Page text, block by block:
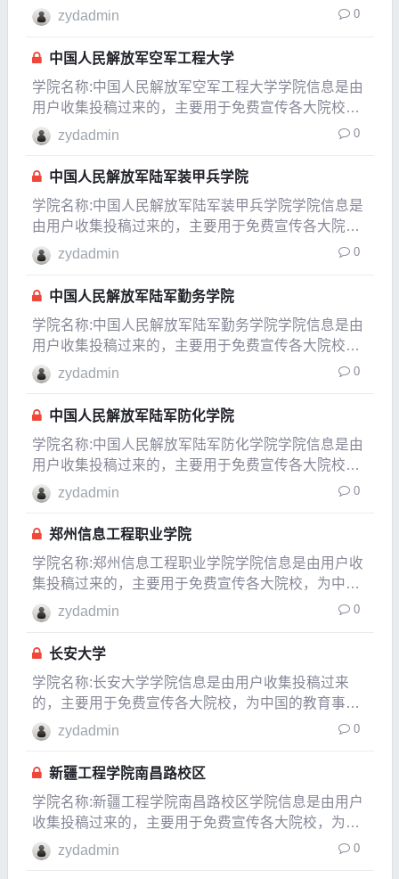
传各大院校，为中国的教育事业贡献
zydadmin 0
中国人民解放军空军工程大学
学院名称:中国人民解放军空军工程大学学院信息是由
用户收集投稿过来的，主要用于免费宣传各大院校，
为中国的教育事业贡献一份自已的力量，如果发现信
息有变化或有信息不对的地方，请以各大院校的官方
网站介绍为准。所在城市陕西西安市建校时间1999年
zydadmin 0
中国人民解放军陆军装甲兵学院
学院名称:中国人民解放军陆军装甲兵学院学院信息是
由用户收集投稿过来的，主要用于免费宣传各大院
校，为中国的教育事业贡献一份自已的力量，如果发
现信息有变化或有信息不对的地方，请以各大院校的
官方网站介绍为准。所在城市北京北京市建校时间
1953年隶
zydadmin 0
中国人民解放军陆军勤务学院
学院名称:中国人民解放军陆军勤务学院学院信息是由
用户收集投稿过来的，主要用于免费宣传各大院校，
为中国的教育事业贡献一份自已的力量，如果发现信
息有变化或有信息不对的地方，请以各大院校的官方
网站介绍
zydadmin 0
中国人民解放军陆军防化学院
学院名称:中国人民解放军陆军防化学院学院信息是由
用户收集投稿过来的，主要用于免费宣传各大院校，
为中国的教育事业贡献一份自已的力量，如果发现信
息有变化或有信息不对的地方，请以各大院校的官方
网站介绍为准。所在城市北京北京市建校时间1950年
zydadmin 0
郑州信息工程职业学院
学院名称:郑州信息工程职业学院学院信息是由用户收
集投稿过来的，主要用于免费宣传各大院校，为中国
的教育事业贡献一份自已的力量，如果发现信息有变
化或有信息不对的地方，请以各大院校的官方网站介
绍为准。所在城市河南郑州市建校时间1989年隶属于
河南
zydadmin 0
长安大学
学院名称:长安大学学院信息是由用户收集投稿过来
的，主要用于免费宣传各大院校，为中国的教育事业
贡献一份自已的力量，如果发现信息有变化或有信息
不对的地方，请以各大院校的官方网站介绍为准。所
在城市陕西西安市建校时间1951年隶属于教育部是否
是98
zydadmin 0
新疆工程学院南昌路校区
学院名称:新疆工程学院南昌路校区学院信息是由用户
收集投稿过来的，主要用于免费宣传各大院校，为中
国的教育事业贡献一份自已的力量，如果发现信息有
变化或有信息不对的地方，请以各大院校的官方网站
zydadmin 0